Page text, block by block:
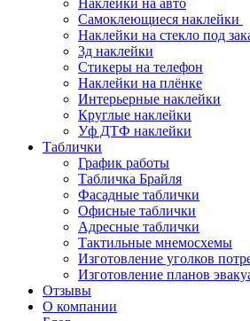
Наклейки на авто
Самоклеющиеся наклейки
Наклейки на стекло под
3д наклейки
Cтикеры на телефон
Наклейки на плёнке
Интерьерные наклейки
Круглые наклейки
Уф ДТФ наклейки
Таблички
График работы
Табличка Брайля
Фасадные таблички
Офисные таблички
Адресные таблички
Тактильные мнемосхемы
Изготовление уголков
Изготовление планов
Отзывы
О компании